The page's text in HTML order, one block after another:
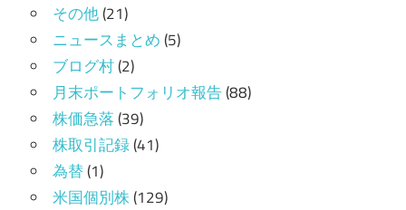
その他(21)
ニュースまとめ(5)
ブログ村(2)
月末ポートフォリオ報告(88)
株価急落(39)
株取引記録(41)
為替(1)
米国個別株(129)